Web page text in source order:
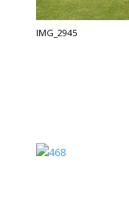
IMG_2945